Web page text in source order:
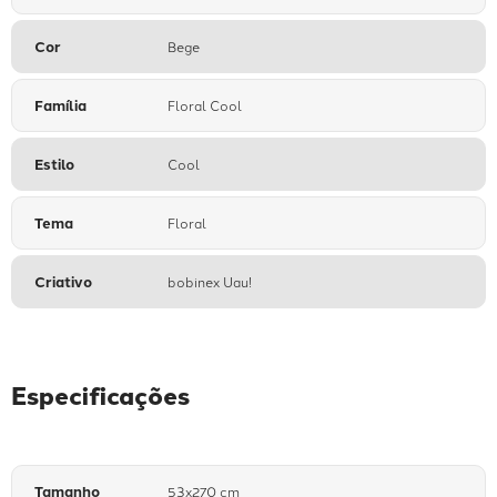
Cor Bege
Família Floral Cool
Estilo Cool
Tema Floral
Criativo bobinex Uau!
Especificações
Tamanho 53x270 cm